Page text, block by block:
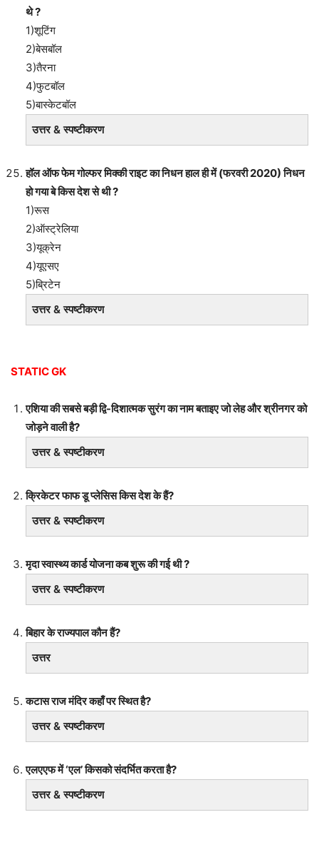
थे ?
1)शूटिंग
2)बेसबॉल
3)तैरना
4)फुटबॉल
5)बास्केटबॉल
उत्तर & स्पष्टीकरण
हॉल ऑफ फेम गोल्फर मिक्की राइट का निधन हाल ही में (फरवरी 2020) निधन
हो गया बे किस देश से थी ?
1)रूस
2)ऑस्ट्रेलिया
3)यूक्रेन
4)यूएसए
5)ब्रिटेन
उत्तर & स्पष्टीकरण
STATIC GK
एशिया की सबसे बड़ी द्वि-दिशात्मक सुरंग का नाम बताइए जो लेह और श्रीनगर को
जोड़ने वाली है?
उत्तर & स्पष्टीकरण
क्रिकेटर फाफ डू प्लेसिस किस देश के हैं?
उत्तर & स्पष्टीकरण
मृदा स्वास्थ्य कार्ड योजना कब शुरू की गई थी ?
उत्तर & स्पष्टीकरण
बिहार के राज्यपाल कौन हैं?
उत्तर
कटास राज मंदिर कहाँ पर स्थित है?
उत्तर & स्पष्टीकरण
एलएएफ में ‘एल’ किसको संदर्भित करता है?
उत्तर & स्पष्टीकरण